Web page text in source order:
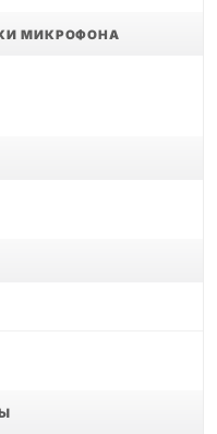
МИКРОФОНА